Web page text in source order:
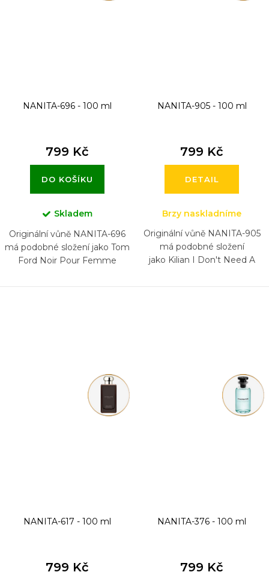
NANITA-696 - 100 ml
799 Kč
DO KOŠÍKU
Skladem
Originální vůně NANITA-696
má podobné složení jako Tom
Ford Noir Pour Femme
NANITA-905 - 100 ml
799 Kč
DETAIL
Brzy naskladníme
Originální vůně NANITA-905
má podobné složení
jako Kilian I Don't Need A
NANITA-617 - 100 ml
799 Kč
NANITA-376 - 100 ml
799 Kč